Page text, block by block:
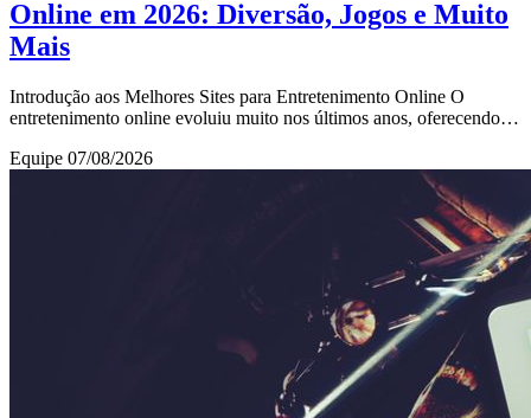
Online em 2026: Diversão, Jogos e Muito
Mais
Introdução aos Melhores Sites para Entretenimento Online O
entretenimento online evoluiu muito nos últimos anos, oferecendo
Equipe 07/08/2026